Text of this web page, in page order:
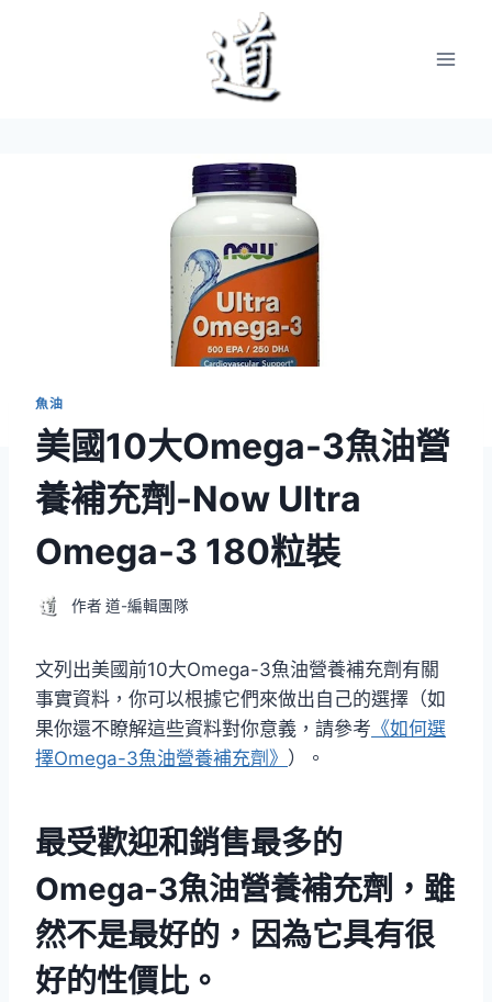
魚油
美國10大Omega-3魚油營
養補充劑-Now Ultra
Omega-3 180粒裝
作者 道-編輯團隊
文列出美國前10大Omega-3魚油營養補充劑有關
事實資料，你可以根據它們來做出自己的選擇（如
果你還不瞭解這些資料對你意義，請參考 《如何選
擇Omega-3魚油營養補充劑》 ）。
最受歡迎和銷售最多的
Omega-3魚油營養補充劑，雖
然不是最好的，因為它具有很
好的性價比。